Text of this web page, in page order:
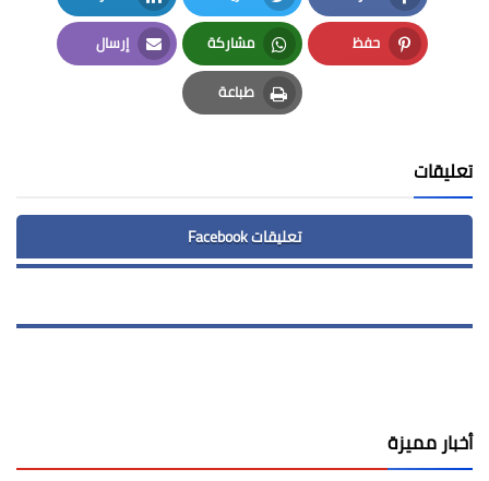
Facebook
Twitter
LinkedIn
حفظ
Pinterest
مشاركة
Whatsapp
إرسال
Email
طباعة
Print
تعليقات
تعليقات Facebook
أخبار مميزة